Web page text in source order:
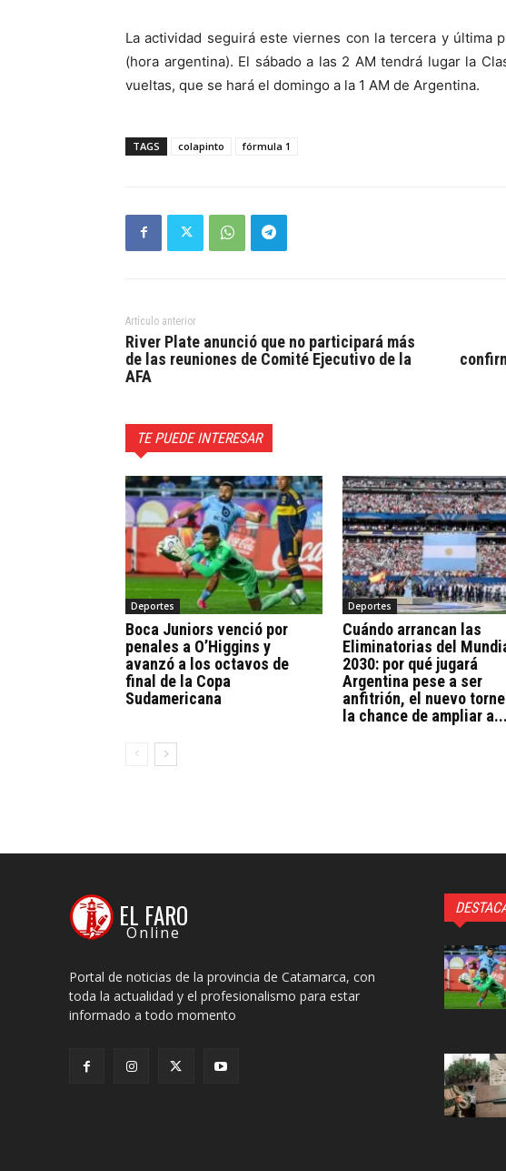
La actividad seguirá este viernes con la tercera y última
(hora argentina). El sábado a las 2 AM tendrá lugar la
vueltas, que se hará el domingo a la 1 AM de Argentina.
TAGS colapinto fórmula 1
Artículo anterior
River Plate anunció que no participará más
de las reuniones de Comité Ejecutivo de la
AFA
TE PUEDE INTERESAR
Deportes
Boca Juniors venció por
penales a O’Higgins y
avanzó a los octavos de
final de la Copa
Sudamericana
Deportes
Cuándo arrancan las
Eliminatorias del
2030: por qué jugará
Argentina pese a ser
anfitrión, el nuevo
la chance de ampliar a...
EL FARO
Online
Portal de noticias de la provincia de Catamarca, con
toda la actualidad y el profesionalismo para estar
informado a todo momento